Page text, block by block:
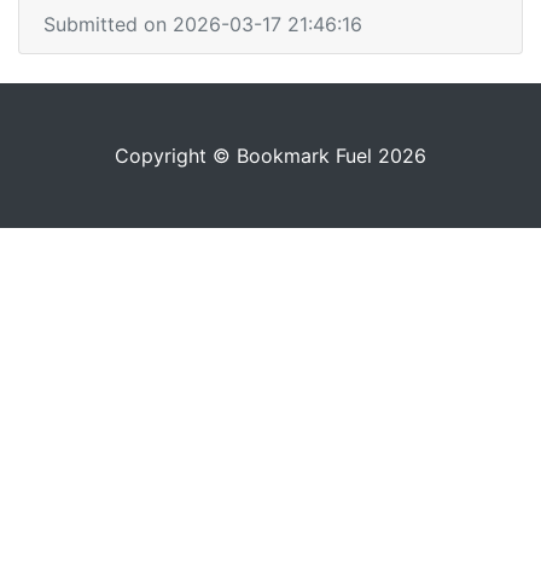
Submitted on 2026-03-17 21:46:16
Copyright © Bookmark Fuel 2026